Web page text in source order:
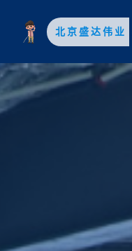
北京盛达伟业